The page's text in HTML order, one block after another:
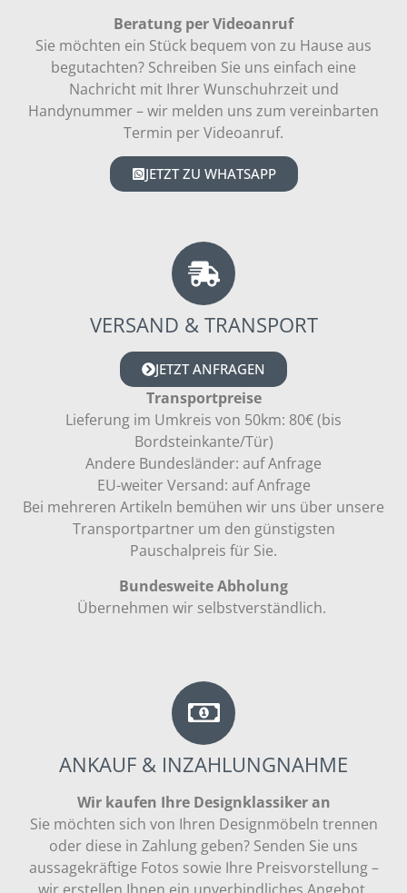
Beratung per Videoanruf
Sie möchten ein Stück bequem von zu Hause aus
begutachten? Schreiben Sie uns einfach eine
Nachricht mit Ihrer Wunschuhrzeit und
Handynummer – wir melden uns zum vereinbarten
Termin per Videoanruf.
JETZT ZU WHATSAPP
VERSAND & TRANSPORT
JETZT ANFRAGEN
Transportpreise
Lieferung im Umkreis von 50km: 80€ (bis
Bordsteinkante/Tür)
Andere Bundesländer: auf Anfrage
EU-weiter Versand: auf Anfrage
Bei mehreren Artikeln bemühen wir uns über unsere
Transportpartner um den günstigsten
Pauschalpreis für Sie.
Bundesweite Abholung
Übernehmen wir selbstverständlich.
ANKAUF & INZAHLUNGNAHME
Wir kaufen Ihre Designklassiker an
Sie möchten sich von Ihren Designmöbeln trennen
oder diese in Zahlung geben? Senden Sie uns
aussagekräftige Fotos sowie Ihre Preisvorstellung –